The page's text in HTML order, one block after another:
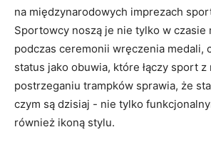
na międzynarodowych imprezach
Sportowcy noszą je nie tylko w czasie
podczas ceremonii wręczenia medali,
status jako obuwia, ‍które łączy sport ‌z
⁤postrzeganiu trampków⁢ sprawia, że
czym są dzisiaj -⁢ nie tylko
⁤również ikoną stylu.